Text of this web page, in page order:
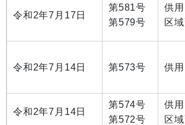
令和2年7月17日
第581号
第579号
供
区
令和2年7月14日 第573号 供
令和2年7月14日
第574号
第572号
供
区